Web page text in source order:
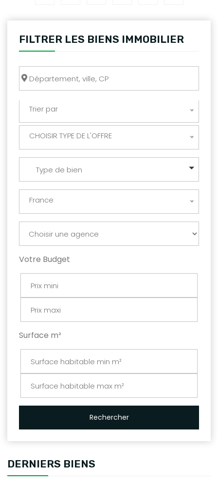
FILTRER LES BIENS IMMOBILIER
Trier par
CHOISIR TYPE DE L'OFFRE
Type de bien
France
Votre Budget
Surface m²
Rechercher
DERNIERS BIENS